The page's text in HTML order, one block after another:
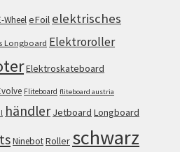
WheeleFoil elektrisches
Longboard Elektroroller
Elektroskateboard
Fliteboard fliteboard austria
händler Jetboard Longboard
NinebotRoller schwarz